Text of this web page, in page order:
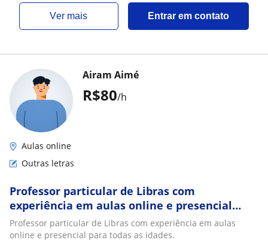
ver mais Entrar em contato
R$80/h
Airam Aimé
Aulas online
Outras letras
Professor particular de Libras com
experiência em aulas online e presencial
para todas as idades
Professor particular de Libras com experiência em aulas
online e presencial para todas as idades.